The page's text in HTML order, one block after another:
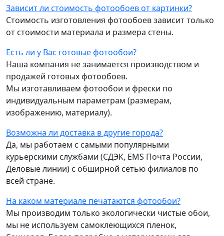
Зависит ли стоимость фотообоев от картинки?
Стоимость изготовления фотообоев зависит только
от стоимости материала и размера стены.
Есть ли у Вас готовые фотообои?
Наша компания не занимается производством и
продажей готовых фотообоев.
Мы изготавливаем фотообои и фрески по
индивидуальным параметрам (размерам,
изображению, материалу).
Возможна ли доставка в другие города?
Да, мы работаем с самыми популярными
курьерскими службами (СДЭК, EMS Почта России,
Деловые линии) с обширной сетью филиалов по
всей стране.
На каком материале печатаются фотообои?
Мы производим только экологически чистые обои,
мы не используем самоклеющихся пленок,